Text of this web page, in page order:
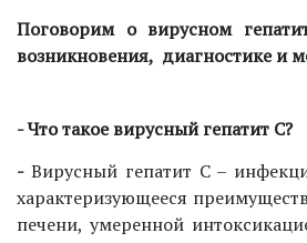
Поговорим о вирусном
возникновения, диагностике и
- Что такое вирусный гепатит С?
- Вирусный гепатит С –
характеризующееся
печени, умеренной